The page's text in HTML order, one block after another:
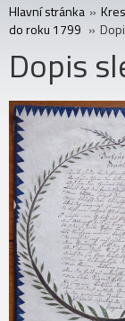
Hlavní stránka »
do roku 1799 »
Dopis